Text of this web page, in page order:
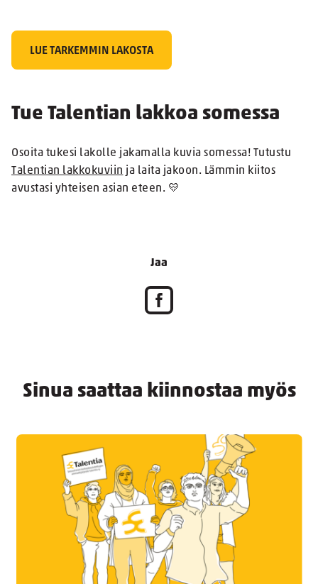
LUE TARKEMMIN LAKOSTA
Tue Talentian lakkoa somessa
Osoita tukesi lakolle jakamalla kuvia somessa! Tutustu
Talentian lakkokuviin ja laita jakoon. Lämmin kiitos
avustasi yhteisen asian eteen. 💛
Jaa
Sinua saattaa kiinnostaa myös